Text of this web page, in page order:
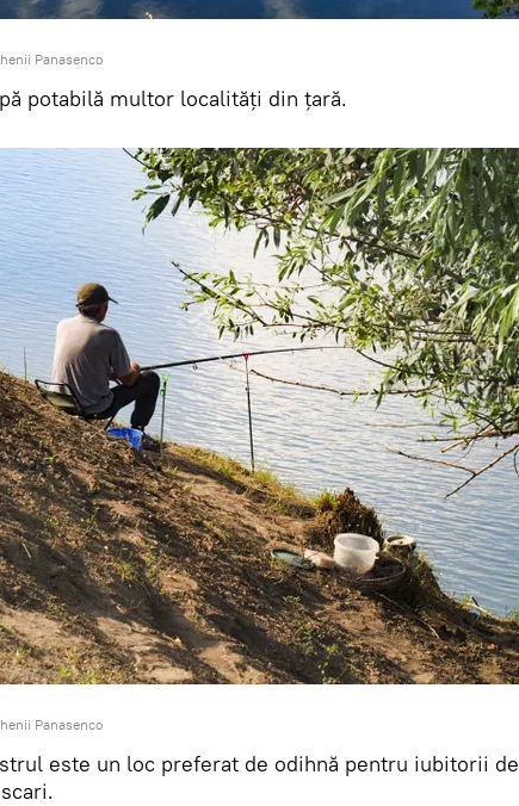
Panasenco
potabilă multor localități din țară.
Panasenco
este un loc preferat de odihnă pentru iubitorii de